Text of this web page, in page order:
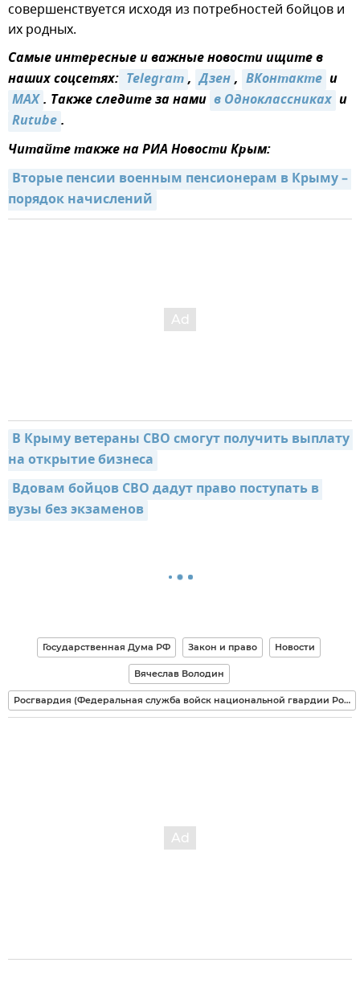
совершенствуется исходя из потребностей бойцов и
их родных.
Самые интересные и важные новости ищите в
наших соцсетях: Telegram, Дзен, ВКонтакте и
MAX. Также следите за нами в Одноклассниках и
Rutube.
Читайте также на РИА Новости Крым:
Вторые пенсии военным пенсионерам в Крыму –
порядок начислений
В Крыму ветераны СВО смогут получить выплату
на открытие бизнеса
Вдовам бойцов СВО дадут право поступать в
вузы без экзаменов
Государственная Дума РФ Закон и право Новости
Вячеслав Володин
Росгвардия (Федеральная служба войск национальной гвардии Российской Федерации)